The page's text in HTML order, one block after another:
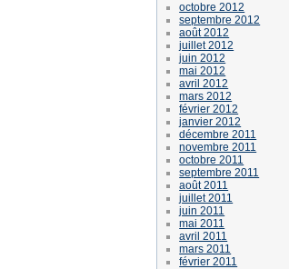
octobre 2012
septembre 2012
août 2012
juillet 2012
juin 2012
mai 2012
avril 2012
mars 2012
février 2012
janvier 2012
décembre 2011
novembre 2011
octobre 2011
septembre 2011
août 2011
juillet 2011
juin 2011
mai 2011
avril 2011
mars 2011
février 2011